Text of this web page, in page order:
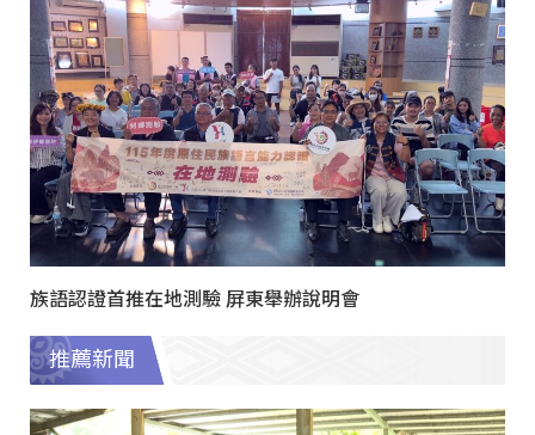
族語認證首推在地測驗 屏東舉辦說明會
推薦新聞